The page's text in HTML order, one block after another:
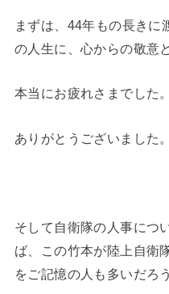
まずは、44年もの長きに
の人生に、心からの敬意
本当にお疲れさまでした。
ありがとうございました。
そして自衛隊の人事につ
ば、この竹本が陸上自衛
をご記憶の人も多いだろう